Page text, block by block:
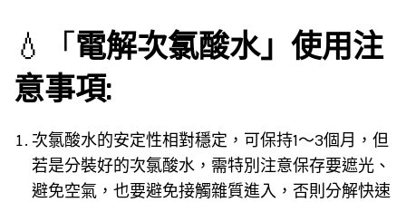
💧「 電解次氯酸水」使用注
意事項:
次氯酸水的安定性相對穩定，可保持1～3個月，但
若是分裝好的次氯酸水，需特別注意保存要遮光、
避免空氣，也要避免接觸雜質進入，否則分解快速